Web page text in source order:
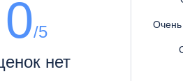
0/5
нет